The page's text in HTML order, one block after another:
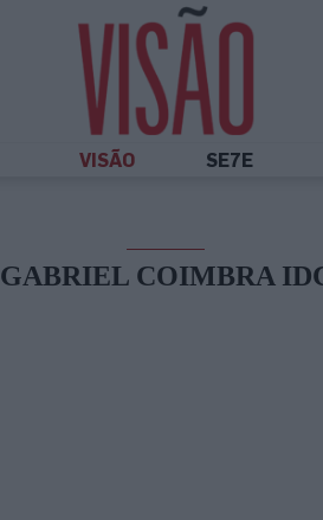
VISÃO SE7E
GABRIEL COIMBRA